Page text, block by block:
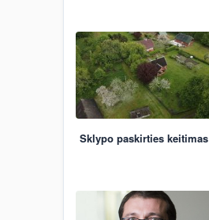
Sklypo paskirties keitimas